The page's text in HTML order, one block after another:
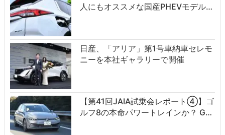
人にもオススメな国産PHEVモデル…
日産、「アリア」第1号車納車セレモ
ニーを本社ギャラリーで開催
【第41回JAIA試乗会レポート④】ゴ
ルフ8の本命パワートレインか？ G…